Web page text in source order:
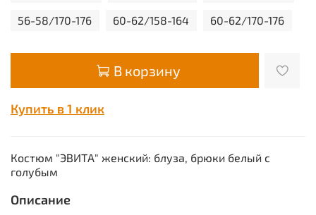
56-58/170-176 60-62/158-164 60-62/170-176
В корзину
Купить в 1 клик
Костюм "ЭВИТА" женский: блуза, брюки белый с
голубым
Описание